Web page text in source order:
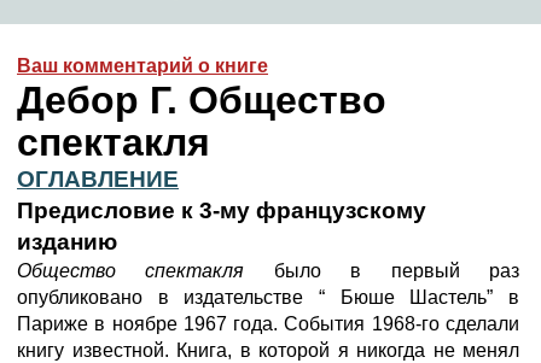
Ваш комментарий о книге
Дебор Г. Общество
спектакля
ОГЛАВЛЕНИЕ
Предисловие к 3-му французскому
изданию
Общество спектакля было в первый раз
опубликовано в издательстве “ Бюше Шастель” в
Париже в ноябре 1967 года. События 1968-го сделали
книгу известной. Книга, в которой я никогда не менял